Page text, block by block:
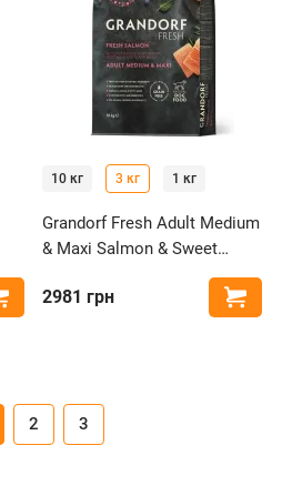
Купить
10 кг 3 кг 1 кг
Grandorf Fresh Adult Medium
& Maxi Salmon & Sweet
Potato беззерновой с
лососем и бататом для
2981 грн
2 3